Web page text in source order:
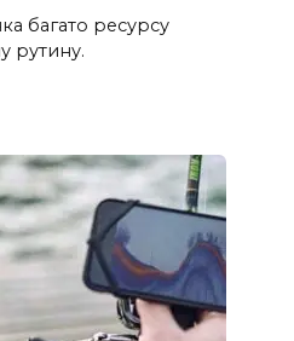
багато ресурсу
рутину.